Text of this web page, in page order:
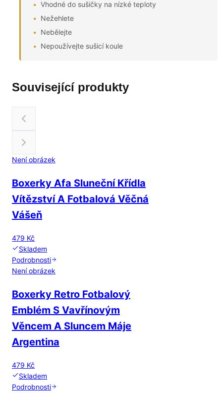
Vhodné do sušičky na nízké teploty
Nežehlete
Nebělejte
Nepoužívejte sušicí koule
Související produkty
Není obrázek
Boxerky Afa Sluneční Křídla
Vítězství A Fotbalová Věčná
Vášeň
479 Kč
Skladem
Podrobnosti
Není obrázek
Boxerky Retro Fotbalový
Emblém S Vavřínovým
Věncem A Sluncem Máje
Argentina
479 Kč
Skladem
Podrobnosti